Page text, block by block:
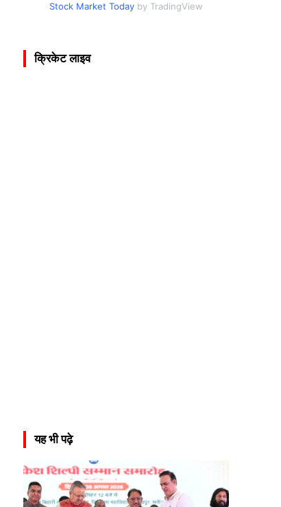
Stock Market Today by TradingView
क्रिकेट लाइव
यह भी पढ़े